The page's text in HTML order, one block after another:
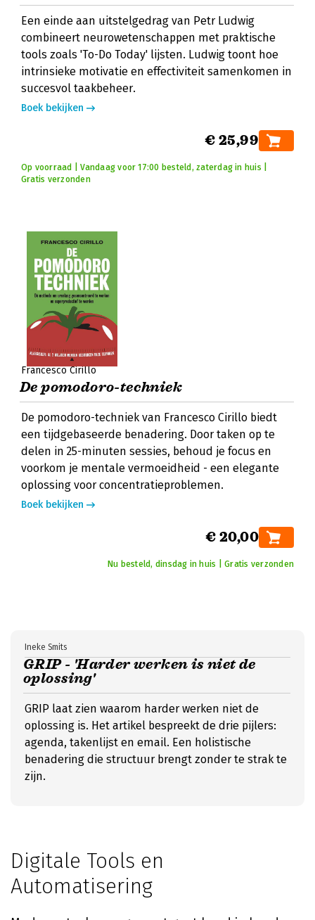
Een einde aan uitstelgedrag van Petr Ludwig
combineert neurowetenschappen met praktische
tools zoals 'To-Do Today' lijsten. Ludwig toont hoe
intrinsieke motivatie en effectiviteit samenkomen in
succesvol taakbeheer.
Boek bekijken
€ 25,99
Op voorraad | Vandaag voor 17:00 besteld, zaterdag in huis |
Gratis verzonden
Francesco Cirillo
De pomodoro-techniek
De pomodoro-techniek van Francesco Cirillo biedt
een tijdgebaseerde benadering. Door taken op te
delen in 25-minuten sessies, behoud je focus en
voorkom je mentale vermoeidheid - een elegante
oplossing voor concentratieproblemen.
Boek bekijken
€ 20,00
Nu besteld, dinsdag in huis | Gratis verzonden
GRIP - 'Harder werken is niet de
oplossing'
Ineke Smits
GRIP laat zien waarom harder werken niet de
oplossing is. Het artikel bespreekt de drie pijlers:
agenda, takenlijst en email. Een holistische
benadering die structuur brengt zonder te strak te
zijn.
Digitale Tools en
Automatisering